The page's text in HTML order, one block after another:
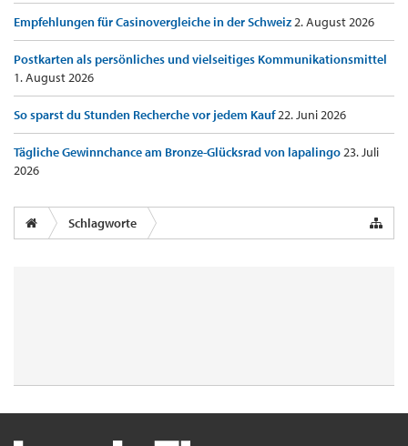
Empfehlungen für Casinovergleiche in der Schweiz2. August 2026
Postkarten als persönliches und vielseitiges Kommunikationsmittel
1. August 2026
So sparst du Stunden Recherche vor jedem Kauf22. Juni 2026
Tägliche Gewinnchance am Bronze-Glücksrad von lapalingo23. Juli
2026
Schlagworte